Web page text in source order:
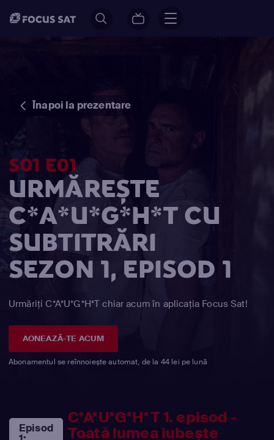
Înapoi la prezentare
S01 E01
URMĂREȘTE
C*A*U*G*H*T CU
SUBTITRĂRI
SEZON 1, EPISOD 1
Urmăriți C*A*U*G*H*T chiar acum în aplicația Focus Sat!
AONEAZĂ-TE ACUM
Abonamentul se reînnoiește automat, de la 44 lei pe lună
Episod
C*A*U*G*H*T 1. episod -
Toată lumea iubește